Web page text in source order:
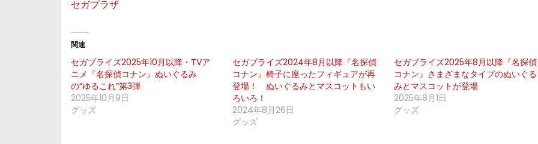
セガプラザ
関連
セガプライズ2025年10月以降・TVア
ニメ『名探偵コナン』ぬいぐるみ
の“ゆるこれ”第3弾
2025年10月9日
グッズ
セガプライズ2024年8月以降『名探偵
コナン』椅子に座ったフィギュアが再
登場！ ぬいぐるみとマスコットもい
ろいろ！
2024年8月26日
グッズ
セガプライズ2025年8月以降『名探偵
コナン』さまざまなタイプのぬいぐる
みとマスコットが登場
2025年8月1日
グッズ